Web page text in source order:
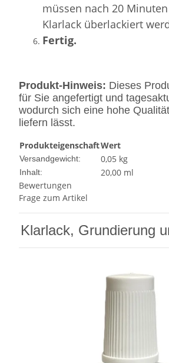
müssen nach 20
Klarlack überlackiert
Fertig.
Produkt-Hinweis: Dieses
für Sie angefertigt und
wodurch sich eine hohe
liefern lässt.
ProdukteigenschaftWert
Versandgewicht: 0,05 kg
Inhalt:
20,00 ml
Bewertungen
Frage zum Artikel
Klarlack, Grundierung